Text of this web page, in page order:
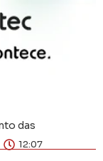
das
12:07